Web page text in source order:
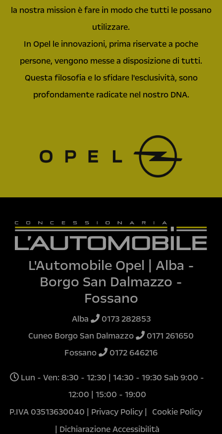
la nostra mission è fare in modo che tutti le possano
utilizzare.
In Opel le innovazioni, prima riservate a poche
persone, vengono messe a disposizione di tutti.
Questa filosofia e lo sfidare l'esclusività, sono
profondamente radicate nel nostro DNA.
L'Automobile Opel | Alba -
Borgo San Dalmazzo -
Fossano
Alba
0173 282853
Cuneo Borgo San Dalmazzo
0171 261650
Fossano
0172 646216
Lun - Ven: 8:30 - 12:30 | 14:30 - 19:30 Sab 9:00 -
12:00 | 15:00 - 19:00
P.IVA 03513630040 | Privacy Policy| Cookie Policy
| Dichiarazione Accessibilità